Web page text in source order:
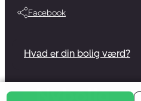
Facebook
Vi er en del af et foreningsejet selskab
Læs mere
Hvad er din bolig værd?